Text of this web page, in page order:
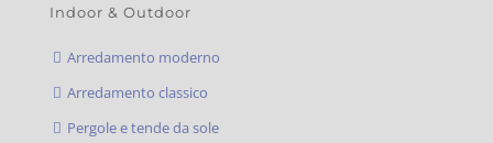
Indoor & Outdoor
Arredamento moderno
Arredamento classico
Pergole e tende da sole